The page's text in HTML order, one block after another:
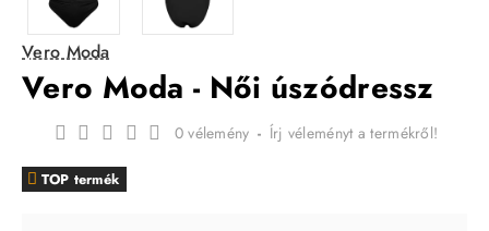
Vero Moda
Vero Moda - Női úszódressz
TOP termék
0 vélemény - Írj véleményt a termékről!